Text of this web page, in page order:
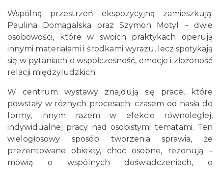
OFF Festival 2026
Katowice
12.57 km
Wspólną przestrzeń ekspozycyjną zamieszkują:
Paulina Domagalska oraz Szymon Motyl – dwie
osobowości, które w swoich praktykach operują
innymi materiałami i środkami wyrazu, lecz spotykają
się w pytaniach o współczesność, emocje i złożoność
relacji międzyludzkich
W centrum wystawy znajdują się prace, które
powstały w różnych procesach: czasem od hasła do
formy, innym razem w efekcie równoległej,
indywidualnej pracy nad osobistymi tematami. Ten
wielogłosowy sposób tworzenia sprawia, że
prezentowane obiekty, choć osobne, rezonują –
mówią o wspólnych doświadczeniach, o